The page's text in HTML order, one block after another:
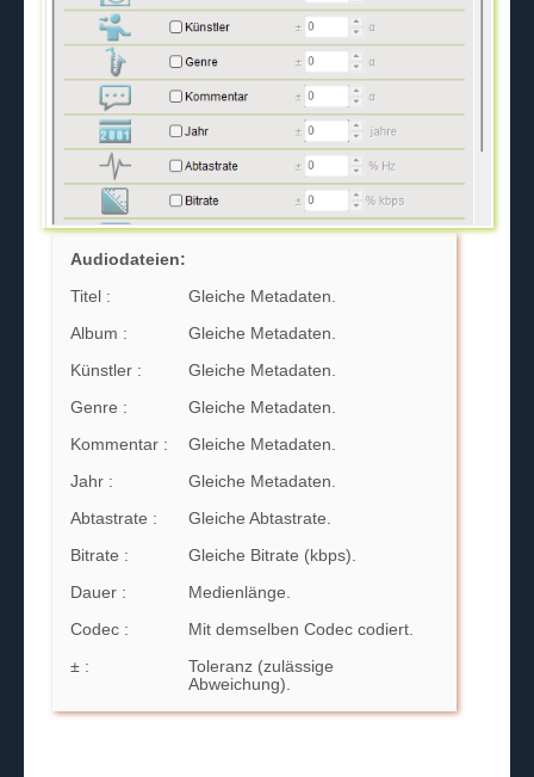
Audiodateien:
Titel : Gleiche Metadaten.
Album : Gleiche Metadaten.
Künstler : Gleiche Metadaten.
Genre : Gleiche Metadaten.
Kommentar : Gleiche Metadaten.
Jahr : Gleiche Metadaten.
Abtastrate : Gleiche Abtastrate.
Bitrate : Gleiche Bitrate (kbps).
Dauer : Medienlänge.
Codec : Mit demselben Codec codiert.
± :
Toleranz (zulässige
Abweichung).